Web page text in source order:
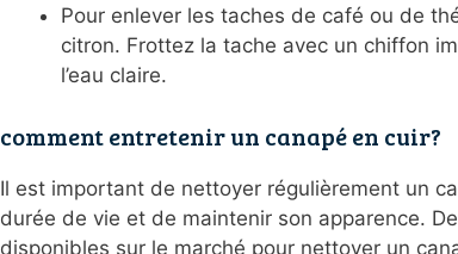
Pour enlever les taches de café ou de
citron. Frottez la tache avec un chiffon
l’eau claire.
comment entretenir un canapé en cuir?
Il est important de nettoyer régulièrement un
durée de vie et de maintenir son apparence.
disponibles sur le marché pour nettoyer un